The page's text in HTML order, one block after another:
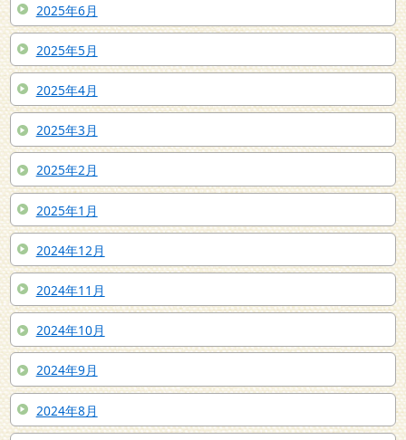
2025年6月
2025年5月
2025年4月
2025年3月
2025年2月
2025年1月
2024年12月
2024年11月
2024年10月
2024年9月
2024年8月